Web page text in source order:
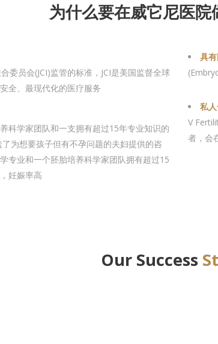
为什么要在威它尼医
委员会(JCI)监管的标准，JCI是美国监督全球
全、最现代化的医疗服务
科学家团队和一支拥有超过15年专业知识的
为想要孩子但有不孕问题的夫妇提供的咨
专业和一个胚胎培养科学家团队拥有超过15
妊娠率高
具
私
V
者，会
Our Success